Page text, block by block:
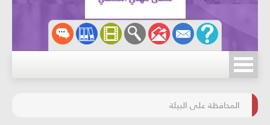
مسابقة الركب الحسينيّ
المحافظة على البيئة